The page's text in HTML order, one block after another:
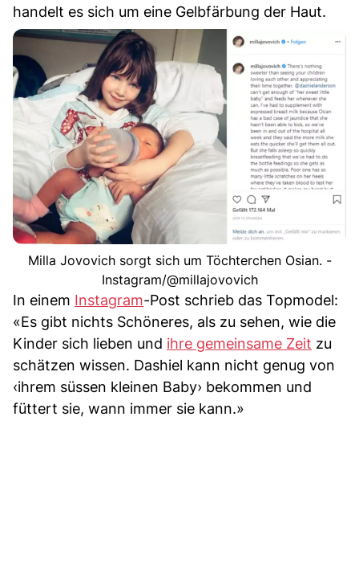
handelt es sich um eine Gelbfärbung der Haut.
Milla Jovovich sorgt sich um Töchterchen Osian. -
Instagram/@millajovovich
In einem Instagram-Post schrieb das Topmodel:
«Es gibt nichts Schöneres, als zu sehen, wie die
Kinder sich lieben und ihre gemeinsame Zeit zu
schätzen wissen. Dashiel kann nicht genug von
‹ihrem süssen kleinen Baby› bekommen und
füttert sie, wann immer sie kann.»